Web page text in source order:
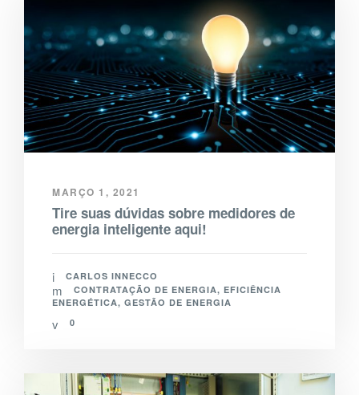
MARÇO 1, 2021
Tire suas dúvidas sobre medidores de
energia inteligente aqui!
CARLOS INNECCO
CONTRATAÇÃO DE ENERGIA, EFICIÊNCIA
ENERGÉTICA, GESTÃO DE ENERGIA
0